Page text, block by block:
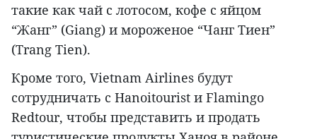
такие как чай с лотосом, кофе с яйцом
“Жанг” (Giang) и мороженое “Чанг Тиен”
(Trang Tien).
Кроме того, Vietnam Airlines будут
сотрудничать с Hanoitourist и Flamingo
Redtour, чтобы представить и продать